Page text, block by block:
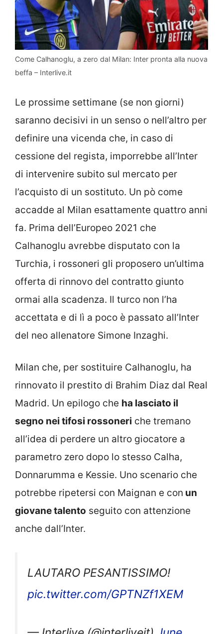
Come Calhanoglu, a zero dal Milan: Inter pronta alla nuova
beffa – Interlive.it
Le prossime settimane (se non giorni)
saranno decisivi in un senso o nell’altro per
definire una vicenda che, in caso di
cessione del regista, imporrebbe all’Inter
di intervenire subito sul mercato per
l’acquisto di un sostituto. Un pò come
accadde al Milan esattamente quattro anni
fa. Prima dell’Europeo 2021 che
Calhanoglu avrebbe disputato con la
Turchia, i rossoneri gli proposero un’ultima
offerta di rinnovo del contratto giunto
ormai alla scadenza. Il turco non l’ha
accettata e di lì a poco è passato all’Inter
del neo allenatore Simone Inzaghi.
Milan che, per sostituire Calhanoglu, ha
rinnovato il prestito di Brahim Diaz dal Real
Madrid. Un epilogo che ha lasciato il
segno nei tifosi rossoneri che tremano
all’idea di perdere un altro giocatore a
parametro zero dopo lo stesso Calha,
Donnarumma e Kessie. Uno scenario che
potrebbe ripetersi con Maignan e con un
giovane talento seguito con attenzione
anche dall’Inter.
LAUTARO PESANTISSIMO!
pic.twitter.com/GPTNZf1XEM